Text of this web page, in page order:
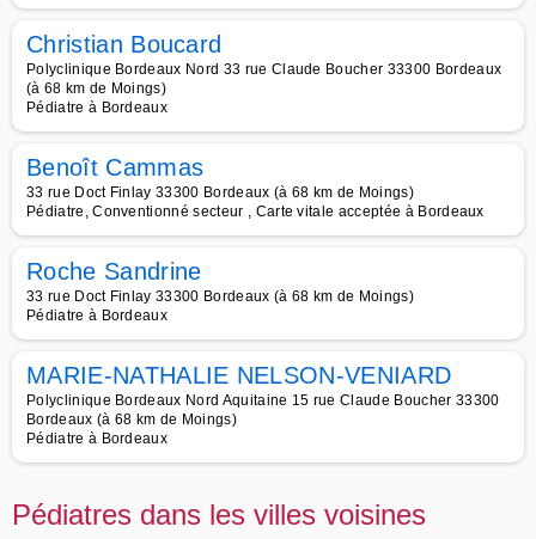
Christian Boucard
Polyclinique Bordeaux Nord 33 rue Claude Boucher 33300 Bordeaux
(à 68 km de Moings)
Pédiatre à Bordeaux
Benoît Cammas
33 rue Doct Finlay 33300 Bordeaux (à 68 km de Moings)
Pédiatre, Conventionné secteur , Carte vitale acceptée à Bordeaux
Roche Sandrine
33 rue Doct Finlay 33300 Bordeaux (à 68 km de Moings)
Pédiatre à Bordeaux
MARIE-NATHALIE NELSON-VENIARD
Polyclinique Bordeaux Nord Aquitaine 15 rue Claude Boucher 33300
Bordeaux (à 68 km de Moings)
Pédiatre à Bordeaux
Pédiatres dans les villes voisines